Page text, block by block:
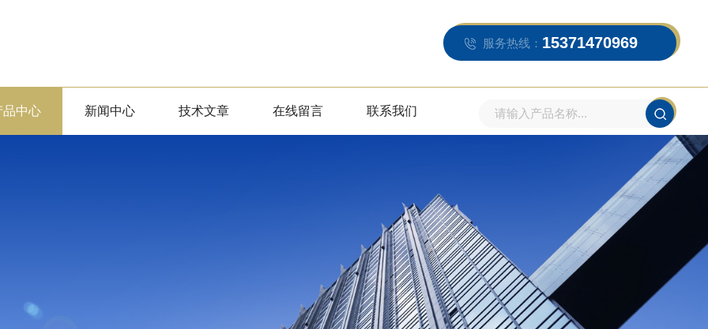
服务热线： 15371470969
品中心 新闻中心 技术文章 在线留言 联系我们